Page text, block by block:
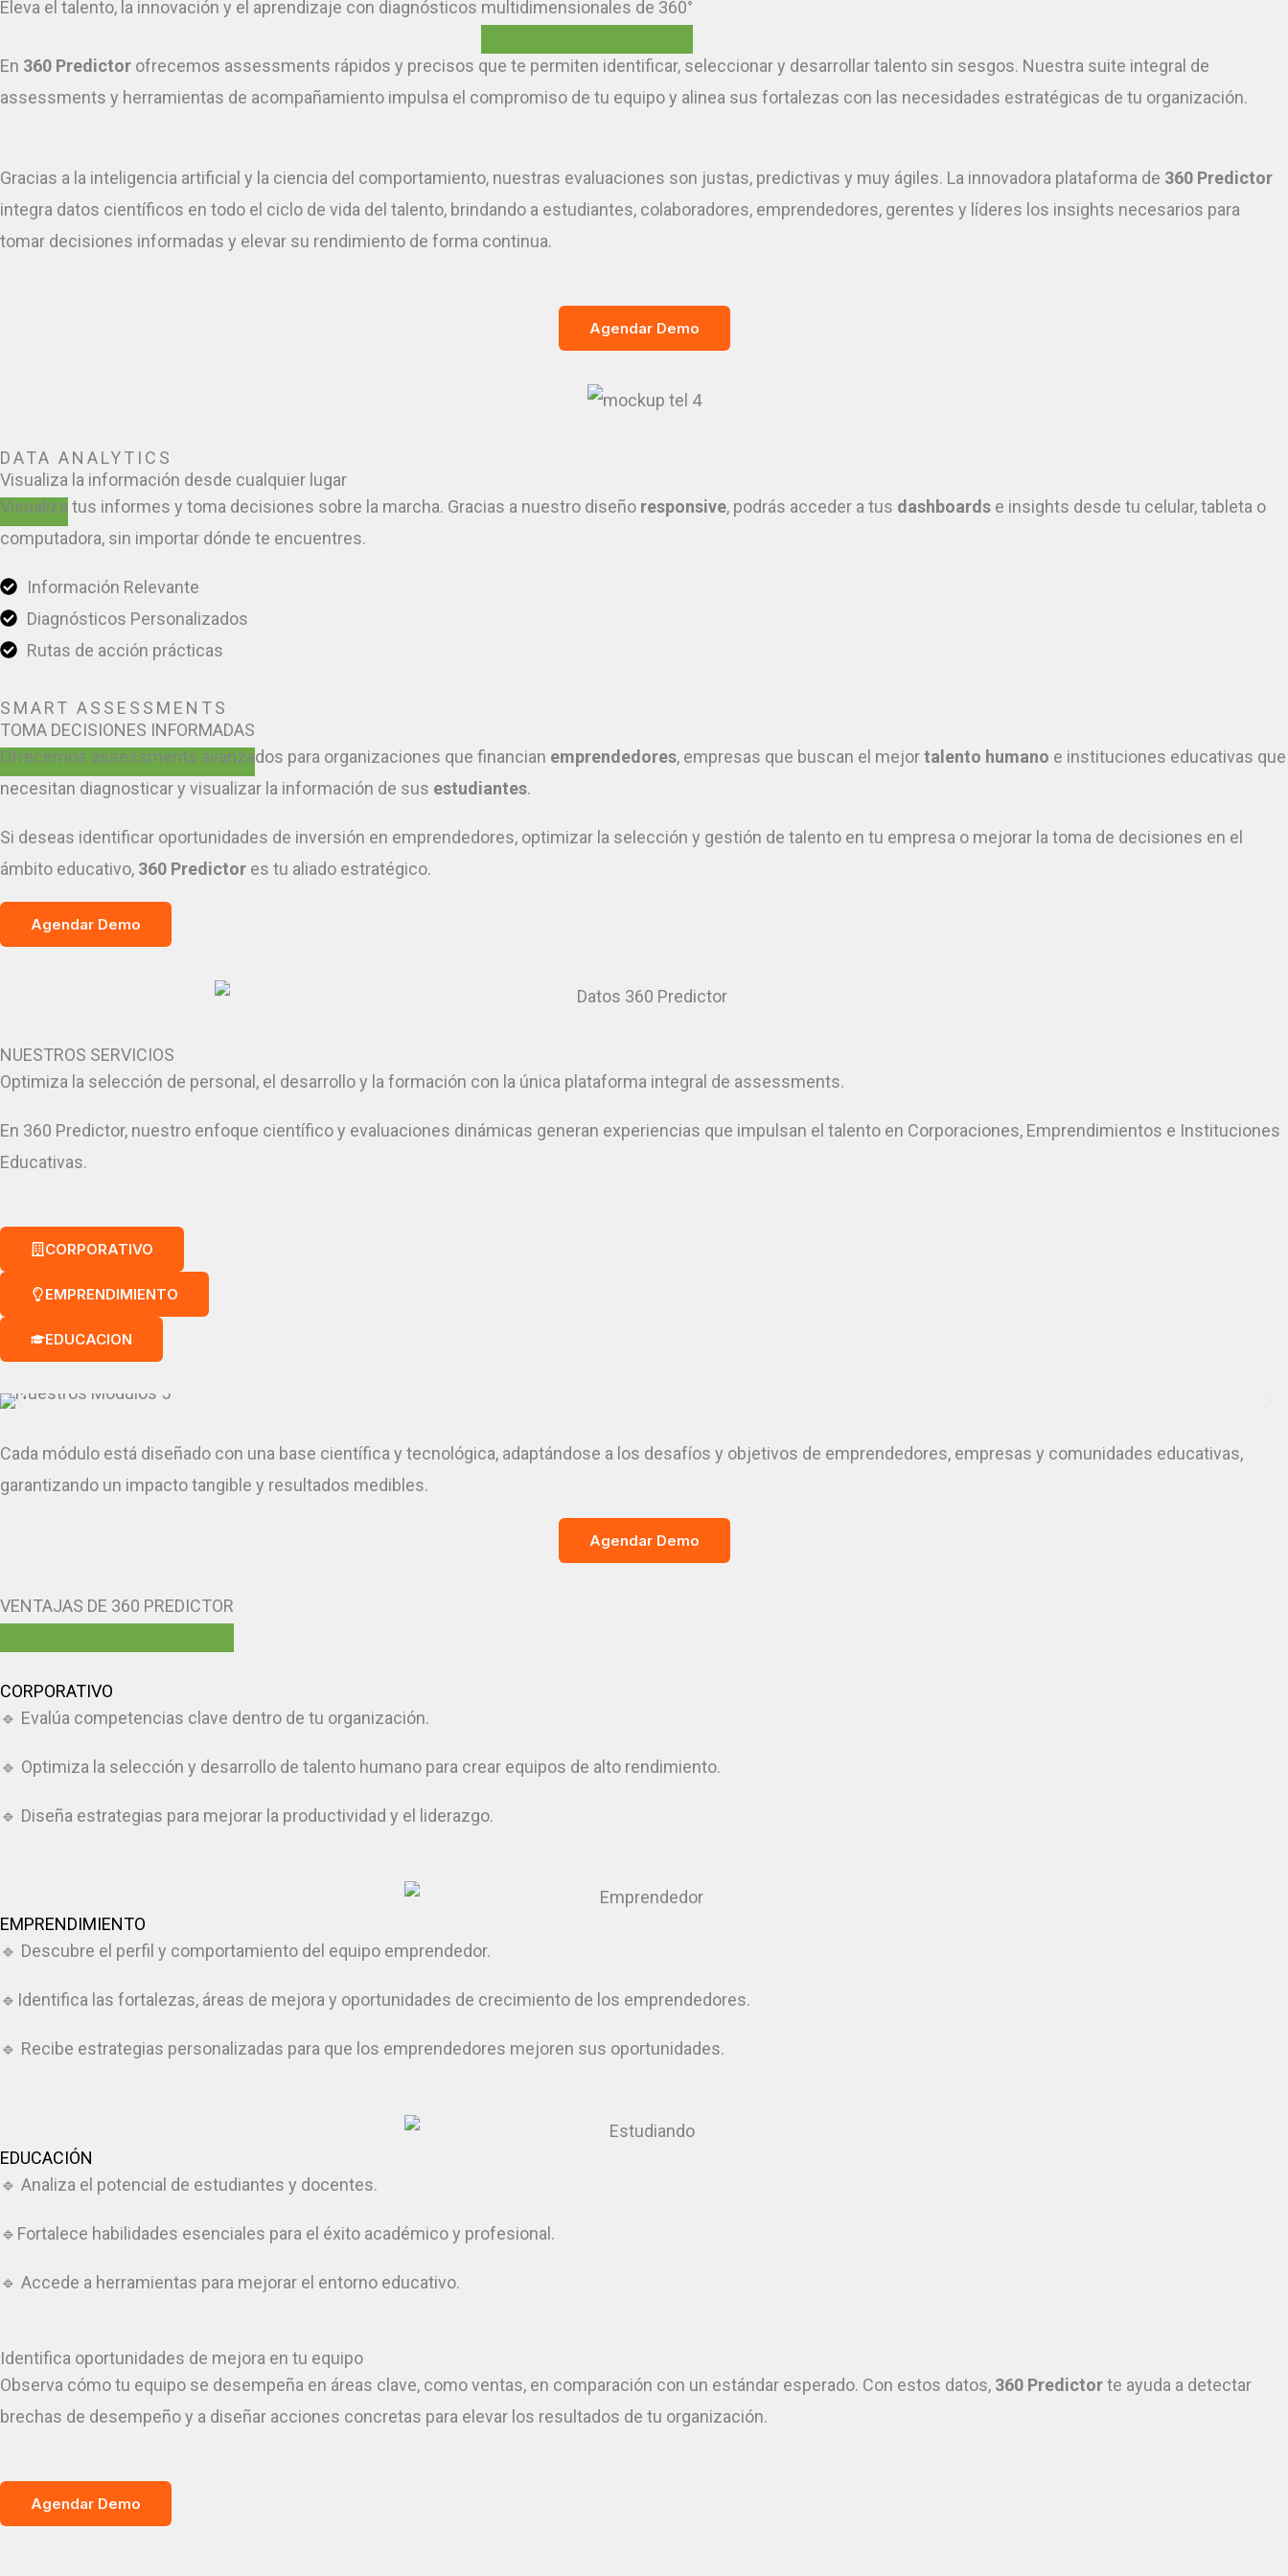
Eleva el talento, la innovación y el aprendizaje con diagnósticos multidimensionales de 360°
En 360 Predictor ofrecemos assessments rápidos y precisos que te permiten identificar, seleccionar y desarrollar talento sin sesgos. Nuestra suite integral de
assessments y herramientas de acompañamiento impulsa el compromiso de tu equipo y alinea sus fortalezas con las necesidades estratégicas de tu organización.
Gracias a la inteligencia artificial y la ciencia del comportamiento, nuestras evaluaciones son justas, predictivas y muy ágiles. La innovadora plataforma de 360 Predictor
integra datos científicos en todo el ciclo de vida del talento, brindando a estudiantes, colaboradores, emprendedores, gerentes y líderes los insights necesarios para
tomar decisiones informadas y elevar su rendimiento de forma continua.
Agendar Demo
DATA ANALYTICS
Visualiza la información desde cualquier lugar
Visualiza tus informes y toma decisiones sobre la marcha. Gracias a nuestro diseño responsive, podrás acceder a tus dashboards e insights desde tu celular, tableta o
computadora, sin importar dónde te encuentres.
Información Relevante
Diagnósticos Personalizados
Rutas de acción prácticas
SMART ASSESSMENTS
TOMA DECISIONES INFORMADAS
Ofrecemos assessments avanzados para organizaciones que financian emprendedores, empresas que buscan el mejortalento humano e instituciones educativas que
necesitan diagnosticar y visualizar la información de sus estudiantes.
Si deseas identificar oportunidades de inversión en emprendedores, optimizar la selección y gestión de talento en tu empresa o mejorar la toma de decisiones en el
ámbito educativo, 360 Predictor es tu aliado estratégico.
Agendar Demo
NUESTROS SERVICIOS
Optimiza la selección de personal, el desarrollo y la formación con la única plataforma integral de assessments.
En 360 Predictor, nuestro enfoque científico y evaluaciones dinámicas generan experiencias que impulsan el talento en Corporaciones, Emprendimientos e Instituciones
Educativas.
CORPORATIVO
EMPRENDIMIENTO
EDUCACION
Cada módulo está diseñado con una base científica y tecnológica, adaptándose a los desafíos y objetivos de emprendedores, empresas y comunidades educativas,
garantizando un impacto tangible y resultados medibles.
Agendar Demo
VENTAJAS DE 360 PREDICTOR
CORPORATIVO
🔹 Evalúa competencias clave dentro de tu organización.
🔹 Optimiza la selección y desarrollo de talento humano para crear equipos de alto rendimiento.
🔹 Diseña estrategias para mejorar la productividad y el liderazgo.
EMPRENDIMIENTO
🔹 Descubre el perfil y comportamiento del equipo emprendedor.
🔹Identifica las fortalezas, áreas de mejora y oportunidades de crecimiento de los emprendedores.
🔹 Recibe estrategias personalizadas para que los emprendedores mejoren sus oportunidades.
EDUCACIÓN
🔹 Analiza el potencial de estudiantes y docentes.
🔹Fortalece habilidades esenciales para el éxito académico y profesional.
🔹 Accede a herramientas para mejorar el entorno educativo.
Identifica oportunidades de mejora en tu equipo
Observa cómo tu equipo se desempeña en áreas clave, como ventas, en comparación con un estándar esperado. Con estos datos, 360 Predictorte ayuda a detectar
brechas de desempeño y a diseñar acciones concretas para elevar los resultados de tu organización.
Agendar Demo